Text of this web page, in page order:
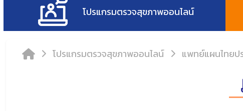
โปรแกรมตรวจสุขภาพออนไลน์
โปรแกรมตรวจสุขภาพออนไลน์ แพทย์แผนไทยป